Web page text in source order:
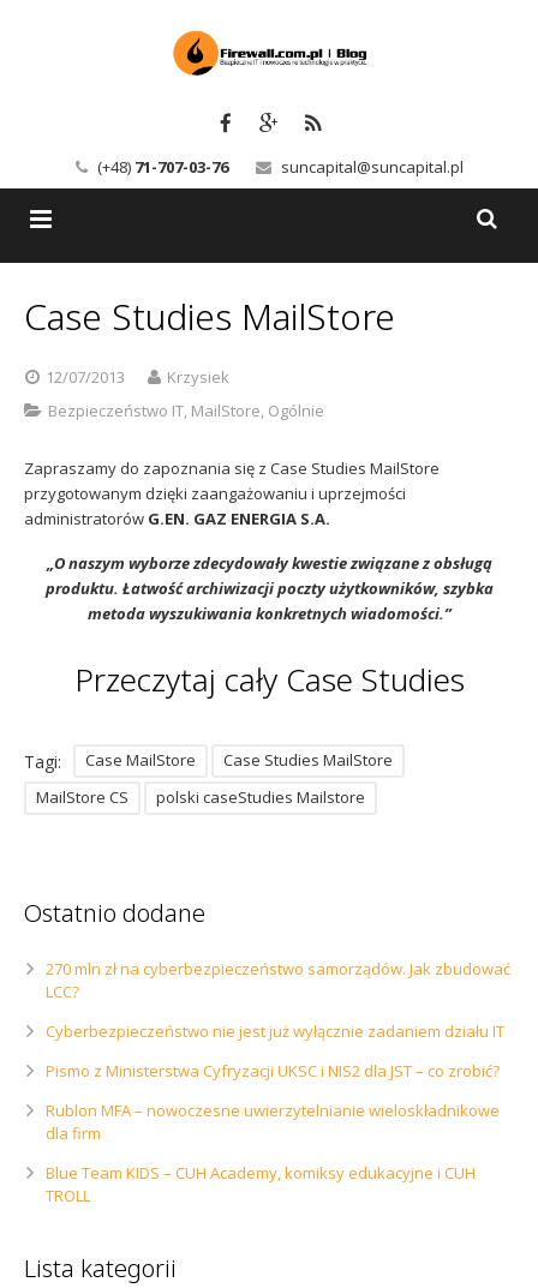
(+48) 71-707-03-76 suncapital@suncapital.pl
Bezpieczeństwo IT
Serwery pocztowe
Sophos
Usługi
Kontakt
Polityka prywatności
Case Studies MailStore
12/07/2013
Krzysiek
Bezpieczeństwo IT, MailStore, Ogólnie
Zapraszamy do zapoznania się z Case Studies MailStore
przygotowanym dzięki zaangażowaniu i uprzejmości
administratorów G.EN. GAZ ENERGIA S.A.
„O naszym wyborze zdecydowały kwestie związane z obsługą
produktu. Łatwość archiwizacji poczty użytkowników, szybka
metoda wyszukiwania konkretnych wiadomości.”
Przeczytaj cały Case Studies
Tagi: Case MailStore
Case Studies MailStore
MailStore CS
polski caseStudies Mailstore
Ostatnio dodane
270 mln zł na cyberbezpieczeństwo samorządów. Jak zbudować
LCC?
Cyberbezpieczeństwo nie jest już wyłącznie zadaniem działu IT
Pismo z Ministerstwa Cyfryzacji UKSC i NIS2 dla JST – co zrobić?
Rublon MFA – nowoczesne uwierzytelnianie wieloskładnikowe
dla firm
Blue Team KIDS – CUH Academy, komiksy edukacyjne i CUH
TROLL
Lista kategorii